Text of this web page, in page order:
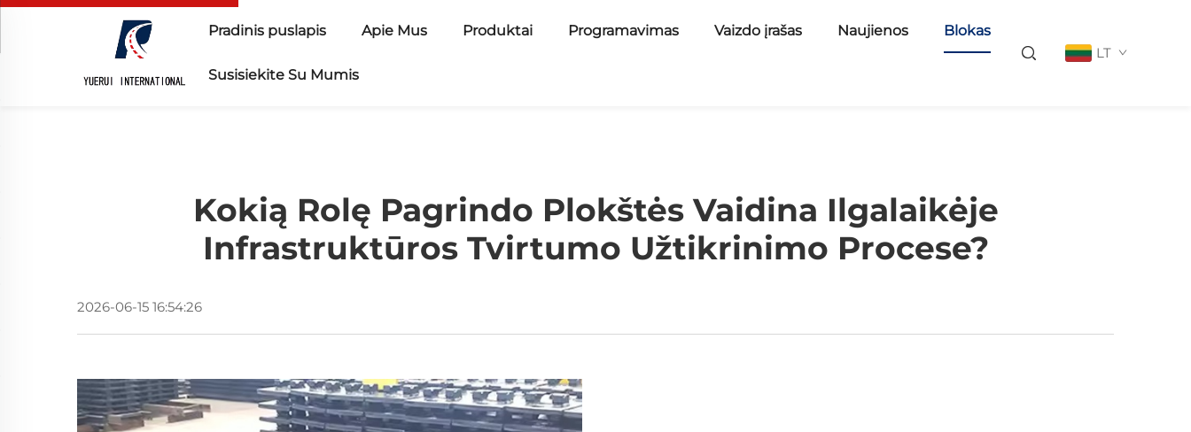
Pradinis puslapis Apie Mus Produktai Programavimas Vaizdo įrašas Naujienos Blokas
Susisiekite Su Mumis
LT
Kokią Rolę Pagrindo Plokštės Vaidina Ilgalaikėje
Infrastruktūros Tvirtumo Užtikrinimo Procese?
2026-06-15 16:54:26